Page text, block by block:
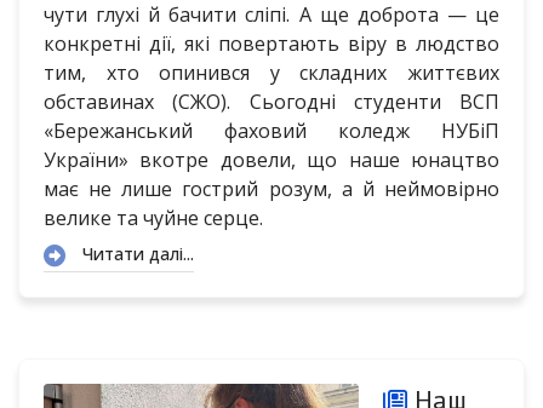
чути глухі й бачити сліпі. А ще доброта — це
конкретні дії, які повертають віру в людство
тим, хто опинився у складних життєвих
обставинах (СЖО). Сьогодні студенти ВСП
«Бережанський фаховий коледж НУБіП
України» вкотре довели, що наше юнацтво
має не лише гострий розум, а й неймовірно
велике та чуйне серце.
Читати далі...
Наш